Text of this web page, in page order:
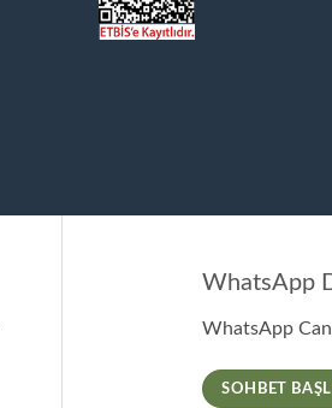
WhatsApp
WhatsApp
SOHBET